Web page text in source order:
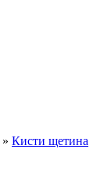
» Кисти щетина